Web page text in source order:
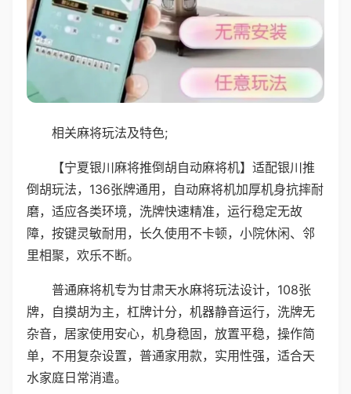
相关麻将玩法及特色;
【宁夏银川麻将推倒胡自动麻将机】适配银川推
倒胡玩法，136张牌通用，自动麻将机加厚机身抗摔耐
磨，适应各类环境，洗牌快速精准，运行稳定无故
障，按键灵敏耐用，长久使用不卡顿，小院休闲、邻
里相聚，欢乐不断。
普通麻将机专为甘肃天水麻将玩法设计，108张
牌，自摸胡为主，杠牌计分，机器静音运行，洗牌无
杂音，居家使用安心，机身稳固，放置平稳，操作简
单，不用复杂设置，普通家用款，实用性强，适合天
水家庭日常消遣。